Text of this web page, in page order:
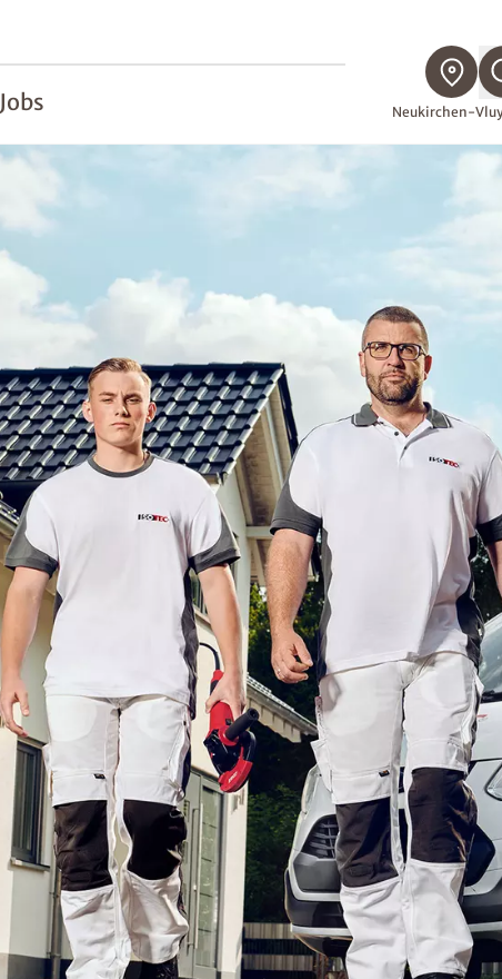
Jobs Neukirchen-